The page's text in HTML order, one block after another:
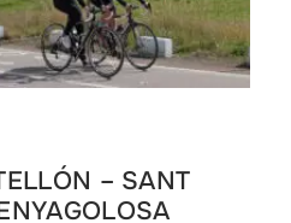
– SANT